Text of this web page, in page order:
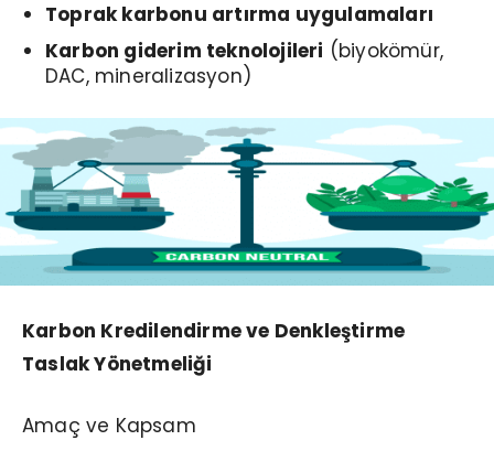
Toprak karbonu artırma uygulamaları
Karbon giderim teknolojileri (biyokömür,
DAC, mineralizasyon)
Karbon Kredilendirme ve Denkleştirme
Taslak Yönetmeliği
Amaç ve Kapsam